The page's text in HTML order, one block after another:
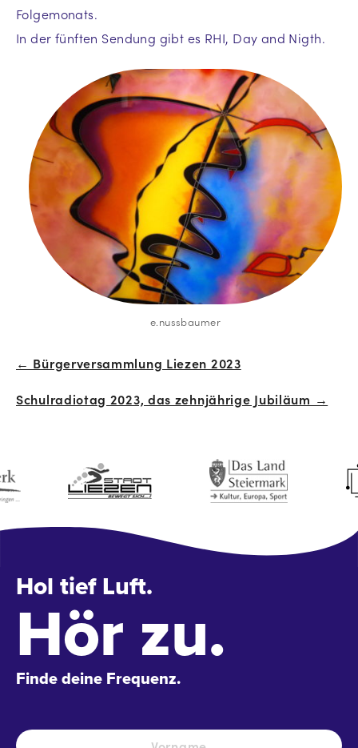
Folgemonats.
In der fünften Sendung gibt es RHI, Day and Nigth.
e.nussbaumer
Beitrags-
Navigation
← Bürgerversammlung Liezen 2023
Schulradiotag 2023, das zehnjährige Jubiläum →
Hol tief Luft.
Hör zu.
Finde deine Frequenz.
Name *